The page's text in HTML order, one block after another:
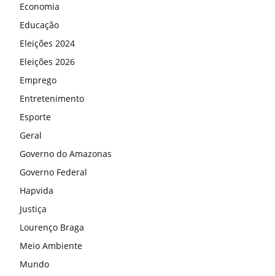
Economia
Educação
Eleições 2024
Eleições 2026
Emprego
Entretenimento
Esporte
Geral
Governo do Amazonas
Governo Federal
Hapvida
Justiça
Lourenço Braga
Meio Ambiente
Mundo